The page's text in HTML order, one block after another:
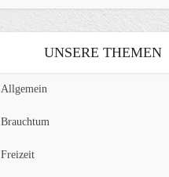
UNSERE THEMEN
Allgemein
Brauchtum
Freizeit